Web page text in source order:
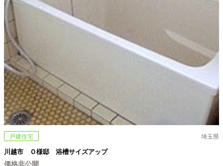
戸建住宅 埼玉県
川越市 Ｏ様邸 浴槽サイズアップ
価格非公開